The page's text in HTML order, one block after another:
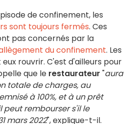
de confinement, les
sont toujours fermés. Ces
pas concernés par la
du confinement. Les
rouvrir. C'est d'ailleurs pour
que le restaurateur "aura
totale de charges, au
à 100%, et à un prêt
rembourser s'il le
mars 2022", explique-t-il.